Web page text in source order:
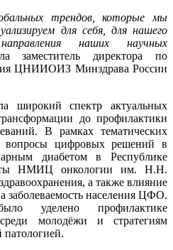
трендов, которые мы
для себя, для нашего
наших научных
заместитель директора по
ЦНИИОИЗ Минздрава России
широкий спектр актуальных
до профилактики
В рамках тематических
вопросы цифровых решений в
диабетом в Республике
НМИЦ онкологии им. Н.Н.
а также влияние
заболеваемость населения ЦФО.
уделено профилактике
молодёжи и стратегиям
патологией.